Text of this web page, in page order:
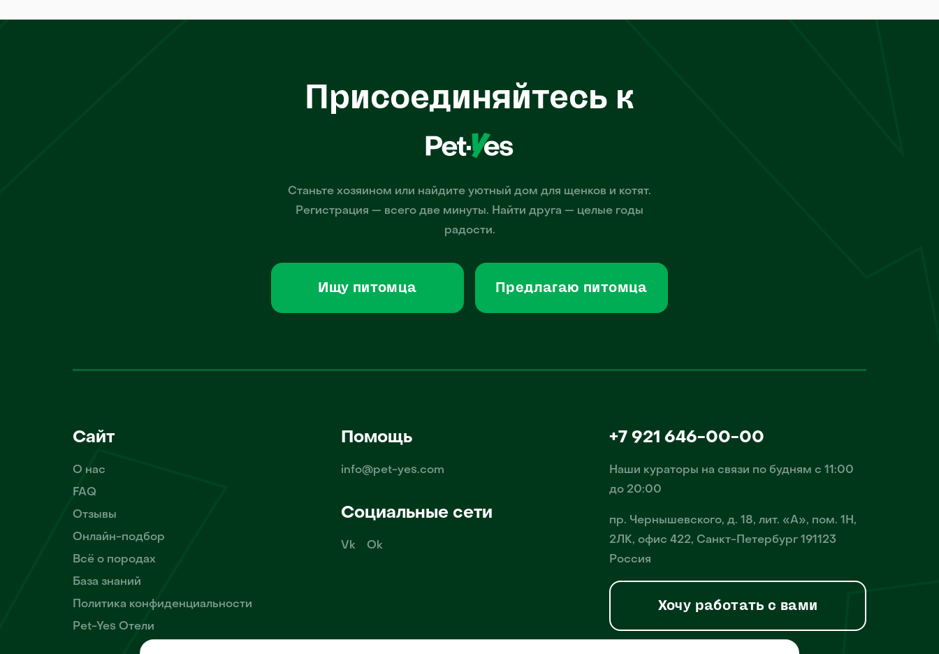
Присоединяйтесь к
Станьте хозяином или найдите уютный дом для щенков и котят.
Регистрация — всего две минуты. Найти друга — целые годы
радости.
Ищу питомца Предлагаю питомца
Сайт
О нас
FAQ
Отзывы
Онлайн-подбор
Всё о породах
База знаний
Политика конфиденциальности
Pet-Yes Отели
Помощь
info@pet-yes.com
Социальные сети
Vk Ok
+7 921 646-00-00
Наши кураторы на связи по будням с 11:00
до 20:00
пр. Чернышевского, д. 18, лит. «А», пом. 1Н,
2ЛК, офис 422, Санкт-Петербург 191123
Россия
Хочу работать с вами